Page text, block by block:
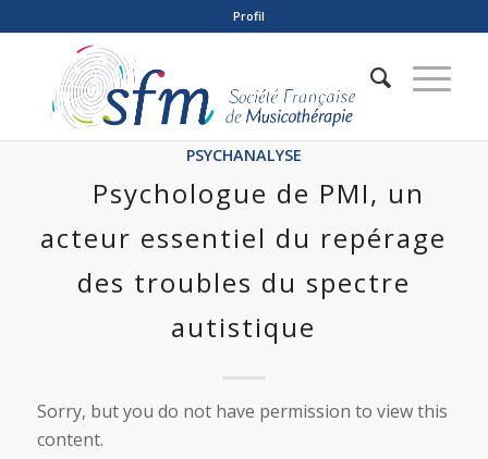
Profil
PSYCHANALYSE
Psychologue de PMI, un
acteur essentiel du repérage
des troubles du spectre
autistique
Sorry, but you do not have permission to view this
content.